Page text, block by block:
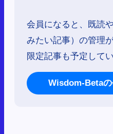
会員になると、既読
みたい記事）の管理
限定記事も予定して
Wisdom-Beta